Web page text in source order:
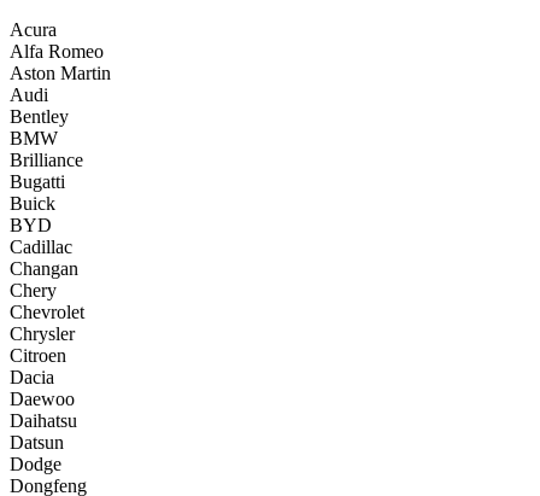
Acura
Alfa Romeo
Aston Martin
Audi
Bentley
BMW
Brilliance
Bugatti
Buick
BYD
Cadillac
Changan
Chery
Chevrolet
Chrysler
Citroen
Dacia
Daewoo
Daihatsu
Datsun
Dodge
Dongfeng